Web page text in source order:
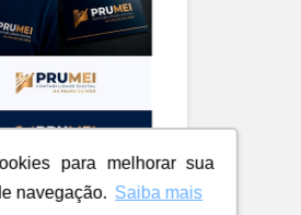
para melhorar sua
navegação. Saiba mais
Contabilidade Digital